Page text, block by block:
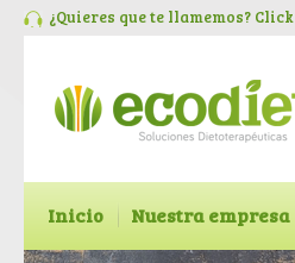
¿Quieres que te llamemos? Click
Inicio Nuestra empresa